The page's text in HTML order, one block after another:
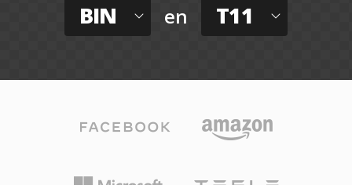
BIN en T11